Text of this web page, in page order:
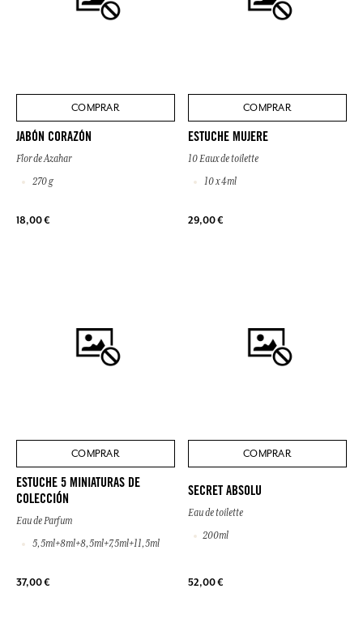
COMPRAR
JABÓN CORAZÓN
Flor de Azahar
270 g
18,00 €
COMPRAR
ESTUCHE MUJERE
10 Eaux de toilette
10 x 4ml
29,00 €
COMPRAR
ESTUCHE 5 MINIATURAS DE
COLECCIÓN
Eau de Parfum
5,5ml+8ml+8,5ml+7,5ml+11,5ml
37,00 €
COMPRAR
SECRET ABSOLU
Eau de toilette
200ml
52,00 €